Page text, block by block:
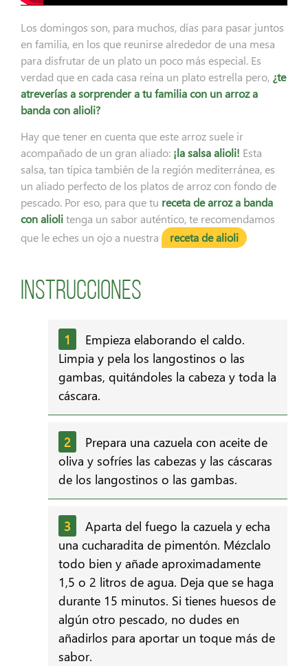
Los domingos son, para muchos, días para pasar juntos
en familia, en los que reunirse alrededor de una mesa
para disfrutar de un plato un poco más especial. Es
verdad que en cada casa reina un plato estrella pero, ¿te
atreverías a sorprender a tu familia con un arroz a
banda con alioli?
Hay que tener en cuenta que este arroz suele ir
acompañado de un gran aliado: ¡la salsa alioli! Esta
salsa, tan típica también de la región mediterránea, es
un aliado perfecto de los platos de arroz con fondo de
pescado. Por eso, para que tu receta de arroz a banda
con aliolitenga un sabor auténtico, te recomendamos
que le eches un ojo a nuestra
receta de alioli
Instrucciones
Empieza elaborando el caldo.
Limpia y pela los langostinos o las
gambas, quitándoles la cabeza y toda la
cáscara.
Prepara una cazuela con aceite de
oliva y sofríes las cabezas y las cáscaras
de los langostinos o las gambas.
Aparta del fuego la cazuela y echa
una cucharadita de pimentón. Mézclalo
todo bien y añade aproximadamente
1,5 o 2 litros de agua. Deja que se haga
durante 15 minutos. Si tienes huesos de
algún otro pescado, no dudes en
añadirlos para aportar un toque más de
sabor.